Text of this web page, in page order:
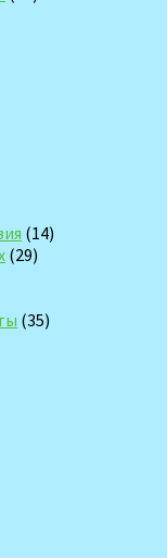
(14)
(29)
(35)